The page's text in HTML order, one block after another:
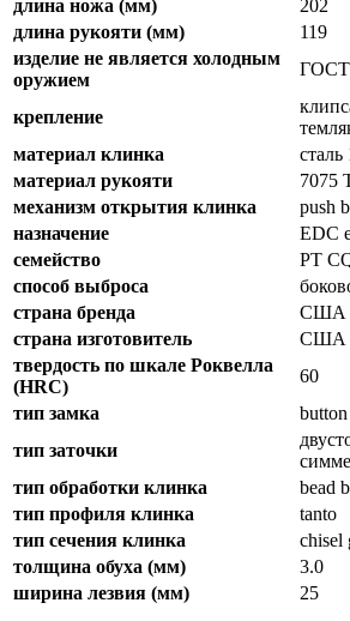
длина ножа (мм)
202
длина рукояти (мм)
119
изделие не является холодным
оружием
ГОСТ
крепление
материал клинка
материал рукояти
7075
механизм открытия клинка
push
назначение
EDC
семейство
PT
способ выброса
страна бренда
США
страна изготовитель
США
твердость по шкале Роквелла
(HRC)
60
тип замка
тип заточки
тип обработки клинка
bead
тип профиля клинка
tanto
тип сечения клинка
chisel
толщина обуха (мм)
3.0
ширина лезвия (мм)
25